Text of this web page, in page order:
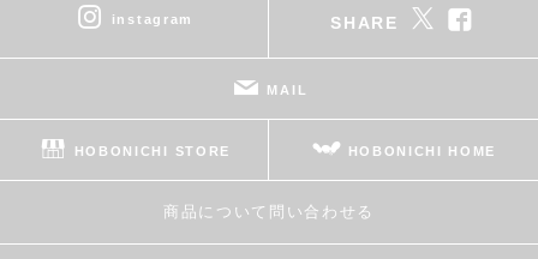
instagram SHARE
MAIL
HOBONICHI STORE HOBONICHI HOME
商品について問い合わせる